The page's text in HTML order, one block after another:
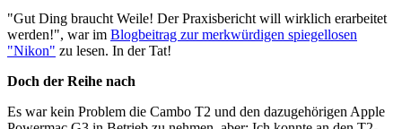
"Gut Ding braucht Weile! Der Praxisbericht will wirklich erarbeitet
werden!", war im Blogbeitrag zur merkwürdigen spiegellosen
"Nikon" zu lesen. In der Tat!
Doch der Reihe nach
Es war kein Problem die Cambo T2 und den dazugehörigen Apple